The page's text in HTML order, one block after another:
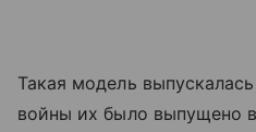
Такая модель
войны их было выпущено